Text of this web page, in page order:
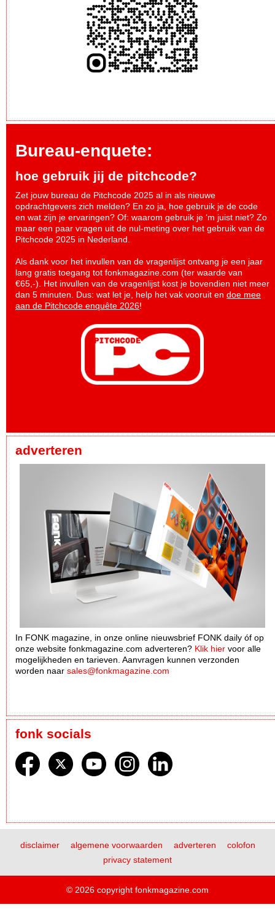
Bureau-enquete:
hoe gebruik jij de pitchcode?
Zet jouw bureau de Pitchcode 2025 al in als nieuwe
opdrachtgevers zich melden? En zo ja, hoe gebruik je de code
en wat zijn je ervaringen? Of: waarom gebruik je ‘m juist niet? Zo
maar een paar vragen uit de nul-meting over het gebruik van de
Pitchcode 2025 in Nederland.
Als dank voor het invullen van de vragenlijst ontvang je een jaar
lang gratis toegang tot fonkmagazine.com (ter waarde van
€65,-). Het invullen van de vragenlijst kost je bovendien niet meer
dan 5 minuten. Dus: wat let je, help het vak vooruit en doe mee
aan de Pitchcode enquête 2026!
adverteren
In FONK magazine, in onze online nieuwsbrief FONK daily óf op
onze website fonkmagazine.com adverteren? Klik hier voor alle
mogelijkheden en tarieven. Aanvragen kunnen verzonden
worden naar sales@fonkmagazine.com
fonk socials
disclaimer algemene voorwaarden adverteren
colofon
privacy statement
© 2026 copyright fonkmagazine.com